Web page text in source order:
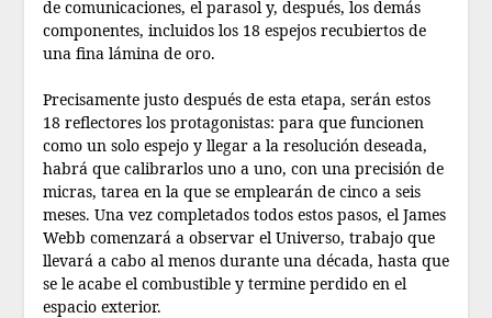
de comunicaciones, el parasol y, después, los demás
componentes, incluidos los 18 espejos recubiertos de
una fina lámina de oro.
Precisamente justo después de esta etapa, serán estos
18 reflectores los protagonistas: para que funcionen
como un solo espejo y llegar a la resolución deseada,
habrá que calibrarlos uno a uno, con una precisión de
micras, tarea en la que se emplearán de cinco a seis
meses. Una vez completados todos estos pasos, el James
Webb comenzará a observar el Universo, trabajo que
llevará a cabo al menos durante una década, hasta que
se le acabe el combustible y termine perdido en el
espacio exterior.